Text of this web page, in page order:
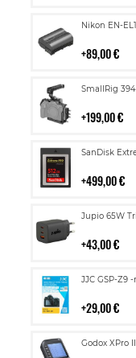
Nikon EN-
89,00 €
Lisää
SmallRig
199,00 €
Lisää
SanDisk
499,00 €
Lisää
Jupio 65W
43,00 €
Lisää
JJC GSP-Z9
29,00 €
Lisää
Godox XPro
Lisää